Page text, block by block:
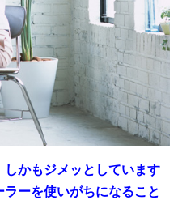
しかもジメッとしています
ーを使いがちになること